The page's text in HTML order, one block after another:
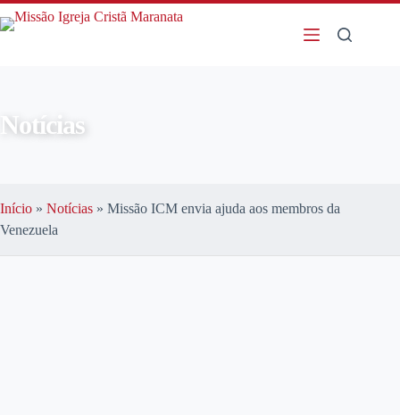
Notícias
Início » Notícias » Missão ICM envia ajuda aos membros da
Venezuela